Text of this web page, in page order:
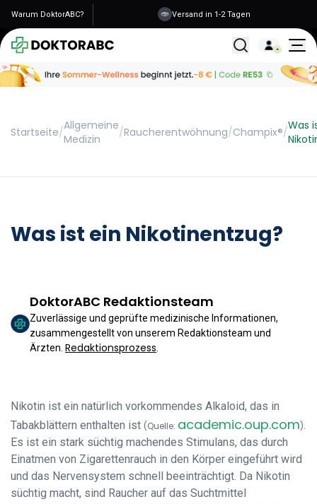
Warum DoktorABC? Versand in 1-2 Tagen
Alle
Startseite/Allgemeine
Medizin
/Raucherentwöhnung/Champix®/Was
Was ist ein Nikotinentzug?
DoktorABC Redaktionsteam
Zuverlässige und geprüfte medizinische Informationen,
zusammengestellt von unserem Redaktionsteam und
Ärzten.Redaktionsprozess
Nikotin ist ein natürlich vorkommendes Alkaloid, das in
Tabakblättern enthalten ist (Quelle: academic.oup.com).
Es ist ein stark süchtig machendes Stimulans, das durch
Einatmen von Zigarettenrauch in den Körper eingeführt wird
und das Nervensystem schnell beeinträchtigt. Da Nikotin
süchtig macht, sind Raucher auf das Suchtmittel